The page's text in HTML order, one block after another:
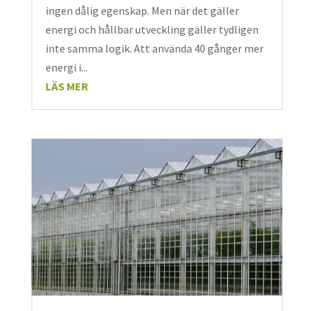
ingen dålig egenskap. Men när det gäller
energi och hållbar utveckling gäller tydligen
inte samma logik. Att använda 40 gånger mer
energi i...
LÄS MER